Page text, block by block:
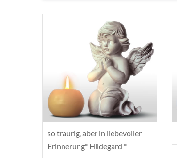
so traurig, aber in liebevoller
Erinnerung* Hildegard *